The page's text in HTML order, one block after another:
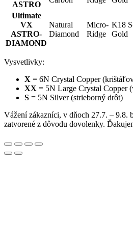
ASTRO
Ultimate
VX
ASTRO-
DIAMOND
Natural
Diamond
Micro-
Ridge
K18
Gold
Vysvetlivky:
X = 6N Crystal Copper
XX = 5N Large Crystal Copper
S = 5N Silver (strieborný drôt)
Vážení zákazníci, v dňoch 27.7. – 9.8.
zatvorené z dôvodu dovolenky.